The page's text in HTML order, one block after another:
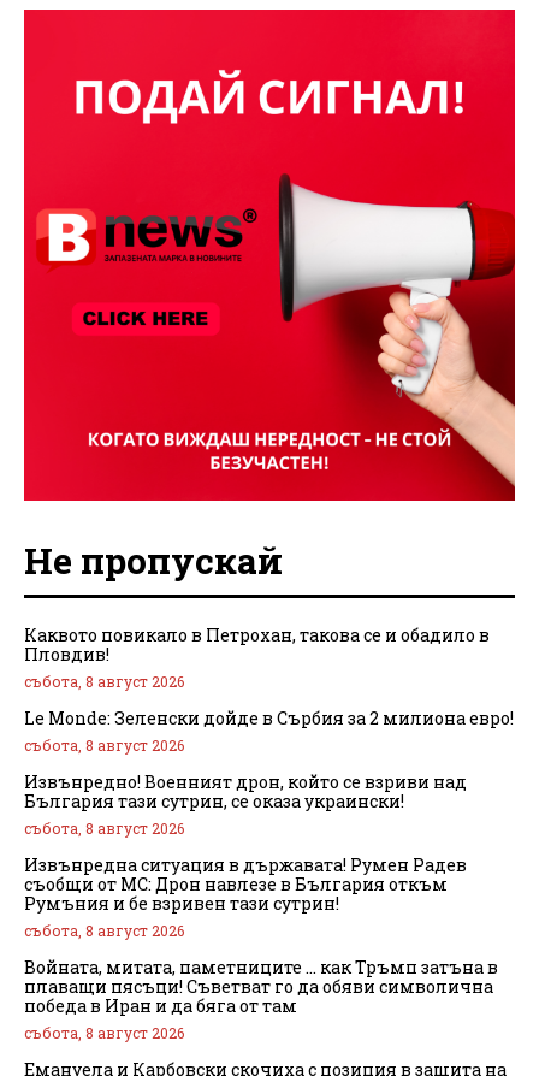
Не пропускай
Каквото повикало в Петрохан, такова се и обадило в
Пловдив!
събота, 8 август 2026
Le Monde: Зеленски дойде в Сърбия за 2 милиона евро!
събота, 8 август 2026
Извънредно! Военният дрон, който се взриви над
България тази сутрин, се оказа украински!
събота, 8 август 2026
Извънредна ситуация в държавата! Румен Радев
съобщи от МС: Дрон навлезе в България откъм
Румъния и бе взривен тази сутрин!
събота, 8 август 2026
Войната, митата, паметниците … как Тръмп затъна в
плаващи пясъци! Съветват го да обяви символична
победа в Иран и да бяга от там
събота, 8 август 2026
Емануела и Карбовски скочиха с позиция в защита на